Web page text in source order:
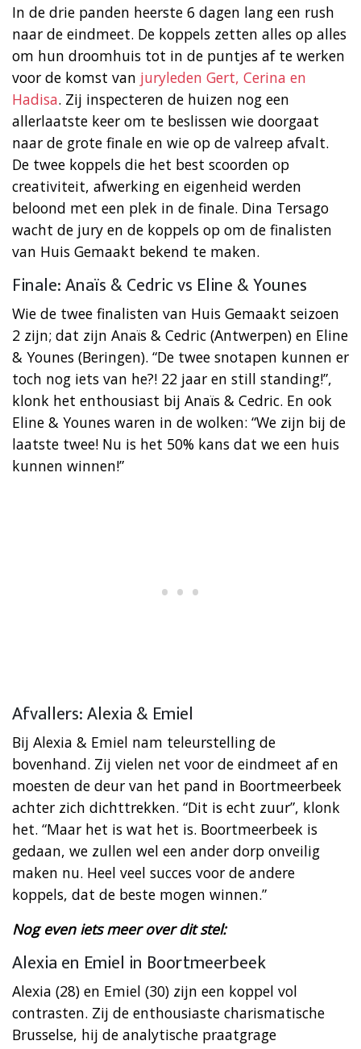
In de drie panden heerste 6 dagen lang een rush
naar de eindmeet. De koppels zetten alles op alles
om hun droomhuis tot in de puntjes af te werken
voor de komst van juryleden Gert, Cerina en
Hadisa. Zij inspecteren de huizen nog een
allerlaatste keer om te beslissen wie doorgaat
naar de grote finale en wie op de valreep afvalt.
De twee koppels die het best scoorden op
creativiteit, afwerking en eigenheid werden
beloond met een plek in de finale. Dina Tersago
wacht de jury en de koppels op om de finalisten
van Huis Gemaakt bekend te maken.
Finale: Anaïs & Cedric vs Eline & Younes
Wie de twee finalisten van Huis Gemaakt seizoen
2 zijn; dat zijn Anaïs & Cedric (Antwerpen) en Eline
& Younes (Beringen). “De twee snotapen kunnen er
toch nog iets van he?! 22 jaar en still standing!”,
klonk het enthousiast bij Anaïs & Cedric. En ook
Eline & Younes waren in de wolken: “We zijn bij de
laatste twee! Nu is het 50% kans dat we een huis
kunnen winnen!”
Afvallers: Alexia & Emiel
Bij Alexia & Emiel nam teleurstelling de
bovenhand. Zij vielen net voor de eindmeet af en
moesten de deur van het pand in Boortmeerbeek
achter zich dichttrekken. “Dit is echt zuur”, klonk
het. “Maar het is wat het is. Boortmeerbeek is
gedaan, we zullen wel een ander dorp onveilig
maken nu. Heel veel succes voor de andere
koppels, dat de beste mogen winnen.”
Nog even iets meer over dit stel:
Alexia en Emiel in Boortmeerbeek
Alexia (28) en Emiel (30) zijn een koppel vol
contrasten. Zij de enthousiaste charismatische
Brusselse, hij de analytische praatgrage